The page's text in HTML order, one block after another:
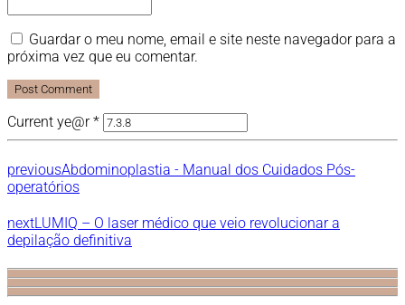
Guardar o meu nome, email e site neste navegador para a
próxima vez que eu comentar.
Post Comment
Current ye@r*
previousAbdominoplastia - Manual dos Cuidados Pós-
operatórios
nextLUMIQ – O laser médico que veio revolucionar a
depilação definitiva